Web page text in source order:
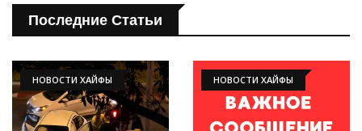
Последние Статьи
НОВОСТИ ХАЙФЫ НОВОСТИ ХАЙФЫ